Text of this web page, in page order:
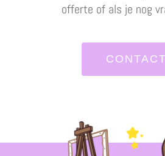
offerte of als je nog
CONTACT